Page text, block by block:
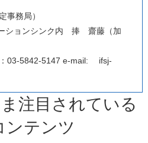
事務局）
ションシンク内 捧 齋藤（加
03-5842-5147 e-mail:
ifsj-
注目 されている
ンテンツ